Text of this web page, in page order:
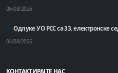
06/08/2026
Одлуке УО РСС са 33. електронске
04/08/2026
КОНТАКТИРАЈТЕ НАС